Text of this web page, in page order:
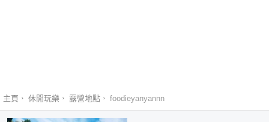
主頁 休閒玩樂 露營地點 foodieyanyannn